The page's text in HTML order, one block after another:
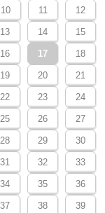
10 11 12
13 14 15
16 17 18
19 20 21
22 23 24
25 26 27
28 29 30
31 32 33
34 35 36
37 38 39